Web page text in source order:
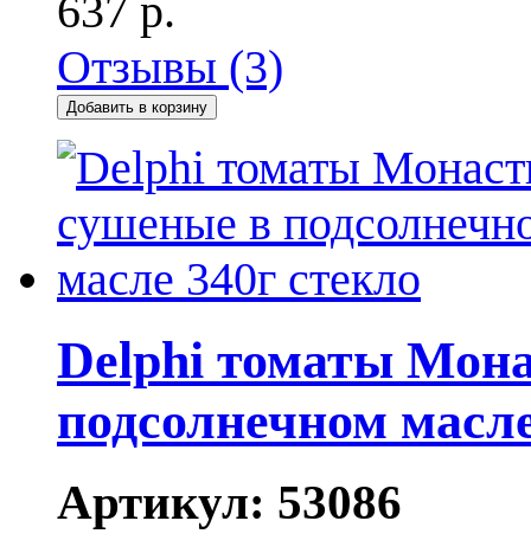
637 р.
Отзывы (3)
Добавить в корзину
Delphi томаты
подсолнечном
Артикул: 53086